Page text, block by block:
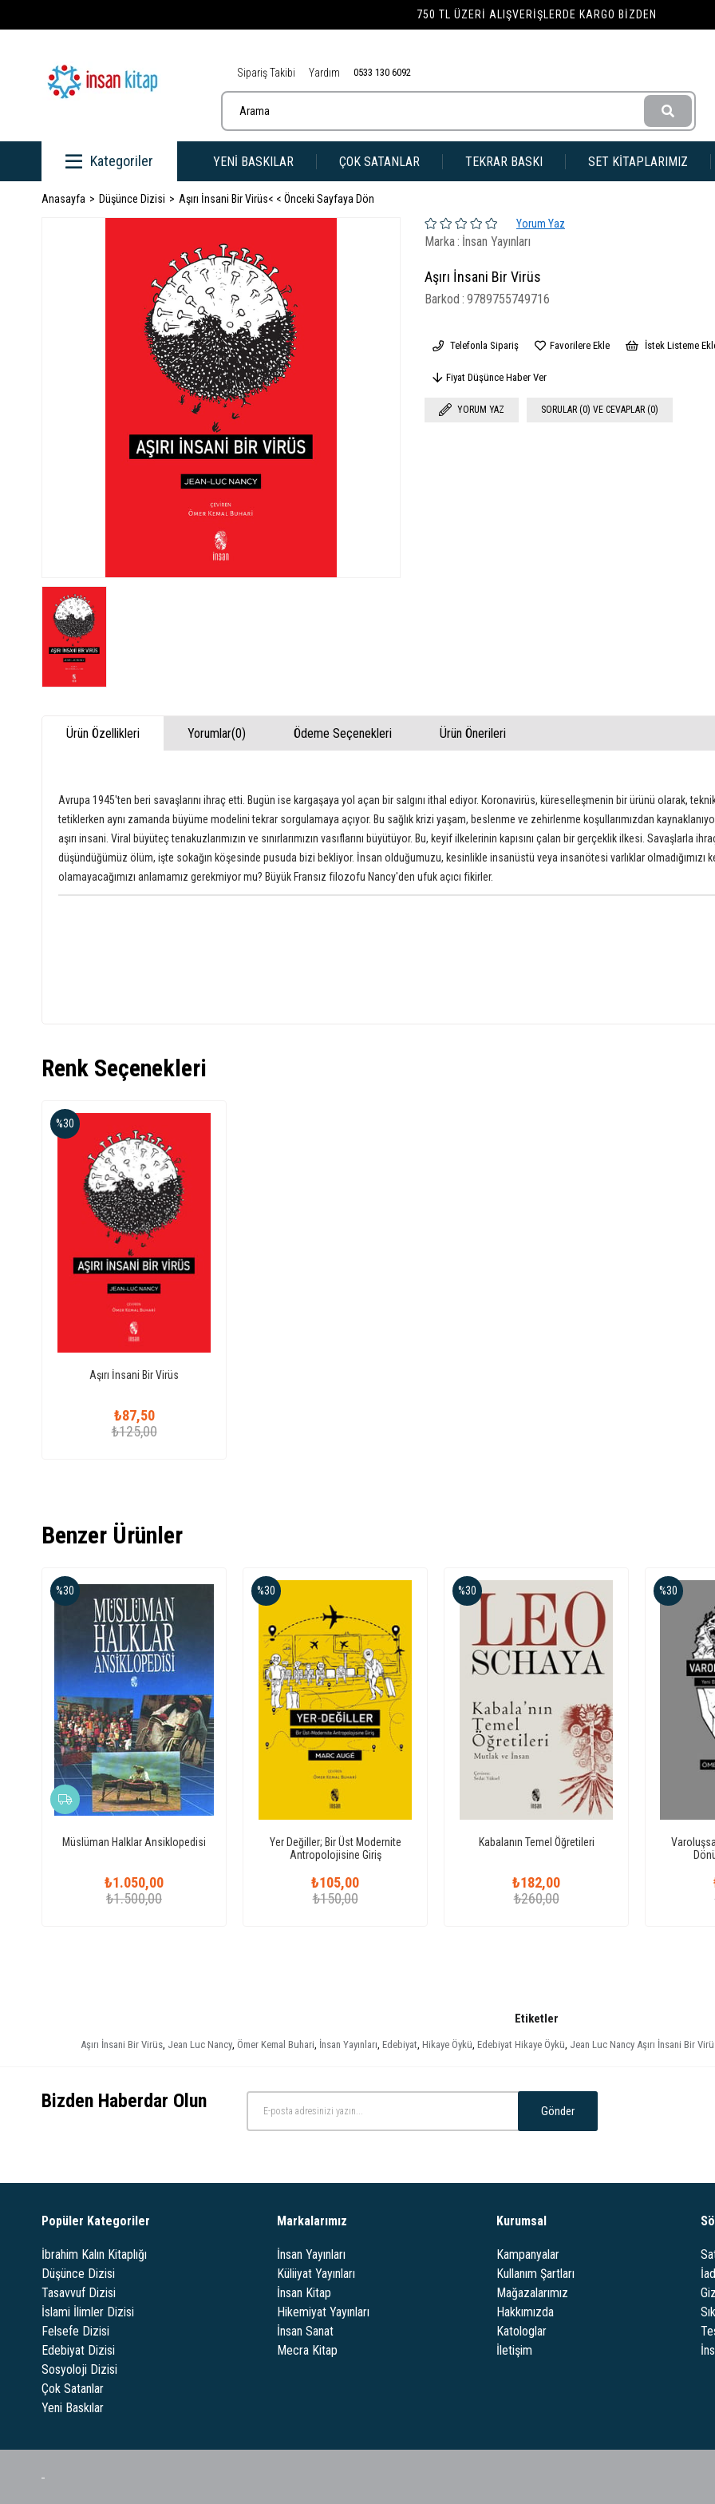
750 TL ÜZERI ALIŞVERIŞLERDE KARGO BIZDEN
Sipariş Takibi Yardım 0533 130 6092
YENİ BASKILAR ÇOK SATANLAR TEKRAR BASKI SET KİTAPLARIMIZ
Kategoriler
Anasayfa Düşünce Dizisi Aşırı İnsani Bir Virüs< < Önceki Sayfaya Dön
Yorum Yaz
Marka: İnsan Yayınları
Aşırı İnsani Bir Virüs
Barkod : 9789755749716
Telefonla Sipariş Favorilere Ekle İstek Listeme
Fiyat Düşünce Haber Ver
YORUM YAZ SORULAR (0) VE CEVAPLAR (0)
Ürün Özellikleri Yorumlar(0) Ödeme Seçenekleri Ürün Önerileri
Avrupa 1945'ten beri savaşlarını ihraç etti. Bugün ise kargaşaya yol açan bir salgını ithal ediyor. Koronavirüs, küreselleşmenin bir ürünü olarak,
tetiklerken aynı zamanda büyüme modelini tekrar sorgulamaya açıyor. Bu sağlık krizi yaşam, beslenme ve zehirlenme koşullarımızdan
aşırı insani. Viral büyüteç tenakuzlarımızın ve sınırlarımızın vasıflarını büyütüyor. Bu, keyif ilkelerinin kapısını çalan bir gerçeklik ilkesi. Savaşlarla
düşündüğümüz ölüm, işte sokağın köşesinde pusuda bizi bekliyor. İnsan olduğumuzu, kesinlikle insanüstü veya insanötesi varlıklar olmadığımızı
olamayacağımızı anlamamız gerekmiyor mu? Büyük Fransız filozofu Nancy'den ufuk açıcı fikirler.
Renk Seçenekleri
Aşırı İnsani Bir Virüs
₺87,50
₺125,00
%30
Benzer Ürünler
Müslüman Halklar Ansiklopedisi
₺1.050,00
₺1.500,00
%30
Yer Değiller; Bir Üst Modernite
Antropolojisine Giriş
₺105,00
₺150,00
%30
Kabalanın Temel Öğretileri
₺182,00
₺260,00
%30 %30
Etiketler
Aşırı İnsani Bir Virüs, Jean Luc Nancy, Ömer Kemal Buhari İnsan Yayınları Edebiyat Hikaye Öykü Edebiyat Hikaye Öykü Jean Luc Nancy Aşırı İnsani Bir
Bizden Haberdar Olun Gönder
Popüler Kategoriler
İbrahim Kalın Kitaplığı
Düşünce Dizisi
Tasavvuf Dizisi
İslami İlimler Dizisi
Felsefe Dizisi
Edebiyat Dizisi
Sosyoloji Dizisi
Çok Satanlar
Yeni Baskılar
Markalarımız
İnsan Yayınları
Küliiyat Yayınları
İnsan Kitap
Hikemiyat Yayınları
İnsan Sanat
Mecra Kitap
Kurumsal
Kampanyalar
Kullanım Şartları
Mağazalarımız
Hakkımızda
Katologlar
İletişim